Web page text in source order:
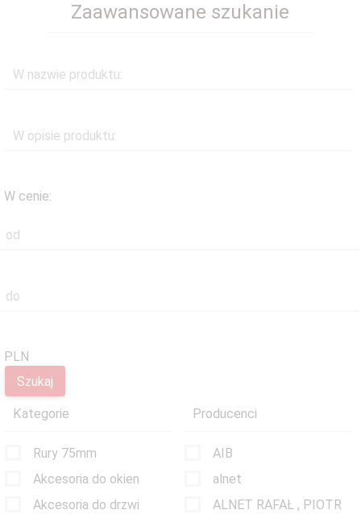
Zaawansowane szukanie
W nazwie produktu:
W opisie produktu:
W cenie:
od
do
PLN
Kategorie
Rury 75mm
Akcesoria do okien
Akcesoria do drzwi
Producenci
AIB
alnet
ALNET RAFAŁ , PIOTR